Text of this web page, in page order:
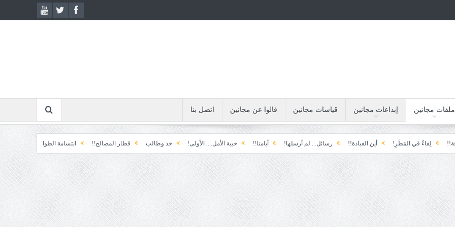
ملفات مجانين إبداعات مجانين قياسات مجانين قالوا عن مجانين اتصل بنا
في المَطَرِ! أين القيادة!! رسائل... لم أرسلها! أيامنا!! خيبة الأمل.... الأولى! خذ وطالب قطار المصالح!! ابتسامة الطوارئ! المكوّن وما يعنيه!!